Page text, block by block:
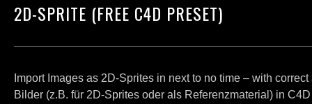
2D-SPRITE (FREE C4D PRESET)
Import Images as 2D-Sprites in next to no time – with
Bilder (z.B. für 2D-Sprites oder als Referenzmaterial) in